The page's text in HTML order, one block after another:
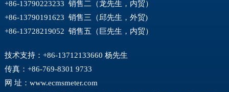
+86-13790223233 销售二（龙先生，内贸）
+86-13790191623 销售三（邱先生，外贸)
+86-13728219052 销售五（巨先生，内贸）
技术支持：+86-13712133660 杨先生
传真：+86-769-8301 9733
网 址： www.ecmsmeter.com